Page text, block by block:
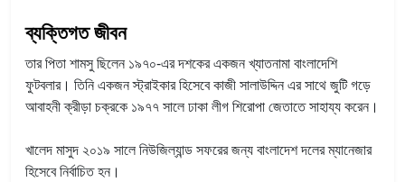
ব্যক্তিগত জীবন
তার পিতা শামসু ছিলেন ১৯৭০-এর দশকের একজন খ্যাতনামা বাংলাদেশি
ফুটবলার। তিনি একজন স্ট্রাইকার হিসেবে কাজী সালাউদ্দিন এর সাথে জুটি গড়ে
আবাহনী ক্রীড়া চক্রকে ১৯৭৭ সালে ঢাকা লীগ শিরোপা জেতাতে সাহায্য করেন।
খালেদ মাসুদ ২০১৯ সালে নিউজিল্যান্ড সফরের জন্য বাংলাদেশ দলের ম্যানেজার
হিসেবে নির্বাচিত হন।